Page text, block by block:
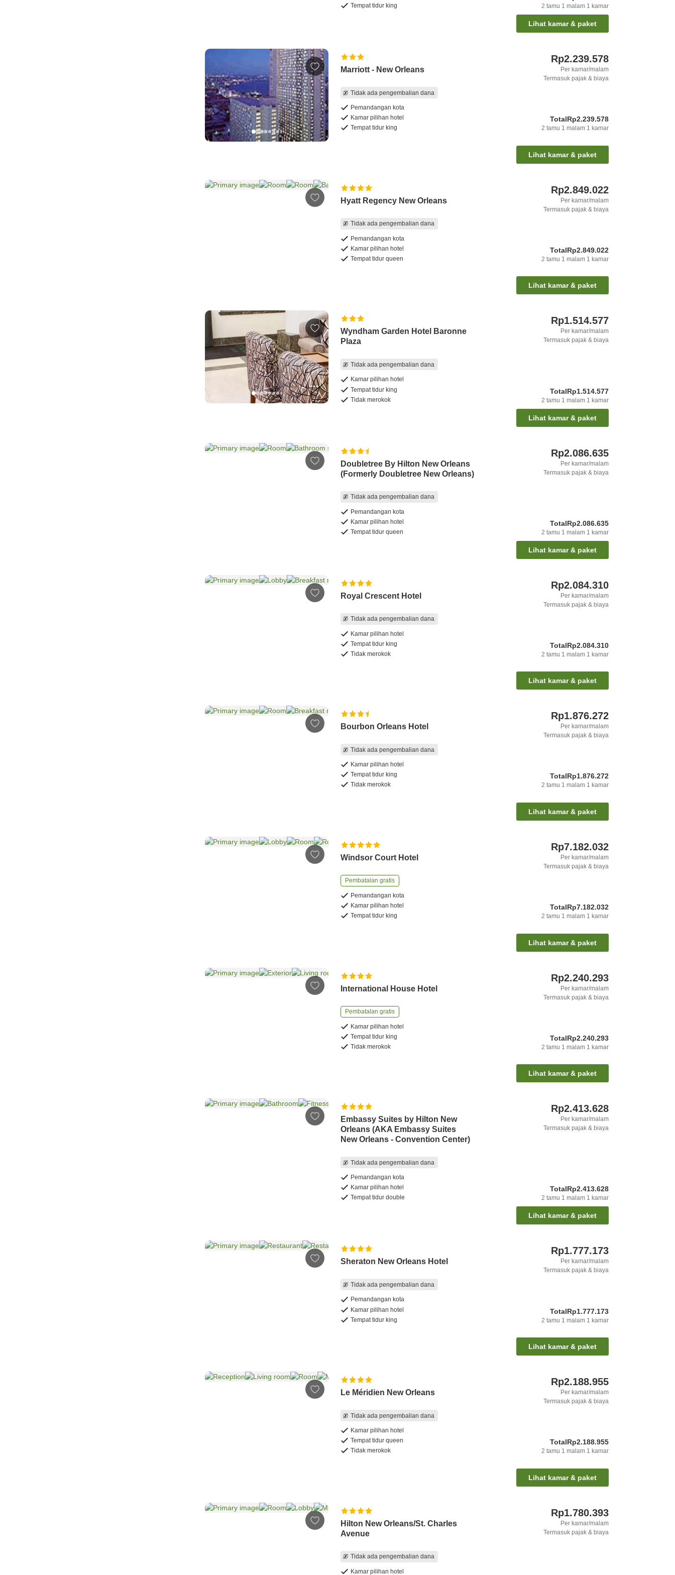
Tempat tidur king
2 tamu 1 malam 1 kamar
Lihat kamar & paket
Marriott - New Orleans
Tidak ada pengembalian dana
Pemandangan kota
Kamar pilihan hotel
Tempat tidur king
Rp2.239.578
Per kamar/malam
Termasuk pajak & biaya
TotalRp2.239.578
2 tamu 1 malam 1 kamar
Lihat kamar & paket
Hyatt Regency New Orleans
Tidak ada pengembalian dana
Pemandangan kota
Kamar pilihan hotel
Tempat tidur queen
Rp2.849.022
Per kamar/malam
Termasuk pajak & biaya
TotalRp2.849.022
2 tamu 1 malam 1 kamar
Lihat kamar & paket
Wyndham Garden Hotel Baronne
Plaza
Tidak ada pengembalian dana
Kamar pilihan hotel
Tempat tidur king
Tidak merokok
Rp1.514.577
Per kamar/malam
Termasuk pajak & biaya
TotalRp1.514.577
2 tamu 1 malam 1 kamar
Lihat kamar & paket
Doubletree By Hilton New Orleans
(Formerly Doubletree New Orleans)
Tidak ada pengembalian dana
Pemandangan kota
Kamar pilihan hotel
Tempat tidur queen
Rp2.086.635
Per kamar/malam
Termasuk pajak & biaya
TotalRp2.086.635
2 tamu 1 malam 1 kamar
Lihat kamar & paket
Royal Crescent Hotel
Tidak ada pengembalian dana
Kamar pilihan hotel
Tempat tidur king
Tidak merokok
Rp2.084.310
Per kamar/malam
Termasuk pajak & biaya
TotalRp2.084.310
2 tamu 1 malam 1 kamar
Lihat kamar & paket
Bourbon Orleans Hotel
Tidak ada pengembalian dana
Kamar pilihan hotel
Tempat tidur king
Tidak merokok
Rp1.876.272
Per kamar/malam
Termasuk pajak & biaya
TotalRp1.876.272
2 tamu 1 malam 1 kamar
Lihat kamar & paket
Windsor Court Hotel
Pembatalan gratis
Pemandangan kota
Kamar pilihan hotel
Tempat tidur king
Rp7.182.032
Per kamar/malam
Termasuk pajak & biaya
TotalRp7.182.032
2 tamu 1 malam 1 kamar
Lihat kamar & paket
International House Hotel
Pembatalan gratis
Kamar pilihan hotel
Tempat tidur king
Tidak merokok
Rp2.240.293
Per kamar/malam
Termasuk pajak & biaya
TotalRp2.240.293
2 tamu 1 malam 1 kamar
Lihat kamar & paket
Embassy Suites by Hilton New
Orleans (AKA Embassy Suites
New Orleans - Convention Center)
Tidak ada pengembalian dana
Pemandangan kota
Kamar pilihan hotel
Tempat tidur double
Rp2.413.628
Per kamar/malam
Termasuk pajak & biaya
TotalRp2.413.628
2 tamu 1 malam 1 kamar
Lihat kamar & paket
Sheraton New Orleans Hotel
Tidak ada pengembalian dana
Pemandangan kota
Kamar pilihan hotel
Tempat tidur king
Rp1.777.173
Per kamar/malam
Termasuk pajak & biaya
TotalRp1.777.173
2 tamu 1 malam 1 kamar
Lihat kamar & paket
Le Méridien New Orleans
Tidak ada pengembalian dana
Kamar pilihan hotel
Tempat tidur queen
Tidak merokok
Rp2.188.955
Per kamar/malam
Termasuk pajak & biaya
TotalRp2.188.955
2 tamu 1 malam 1 kamar
Lihat kamar & paket
Hilton New Orleans/St. Charles
Avenue
Tidak ada pengembalian dana
Kamar pilihan hotel
Rp1.780.393
Per kamar/malam
Termasuk pajak & biaya